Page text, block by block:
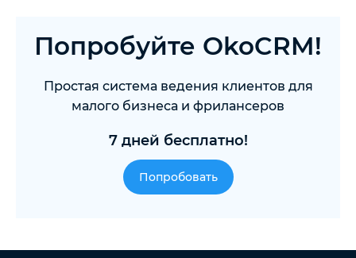
Попробуйте OkoCRM!
Простая система ведения клиентов для
малого бизнеса и фрилансеров
7 дней бесплатно!
Попробовать